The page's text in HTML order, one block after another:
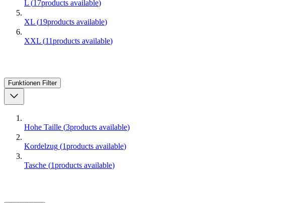
L (17products available)
XL (19products available)
XXL (11products available)
Funktionen Filter
Hohe Taille (3products available)
Kordelzug (1products available)
Tasche (1products available)